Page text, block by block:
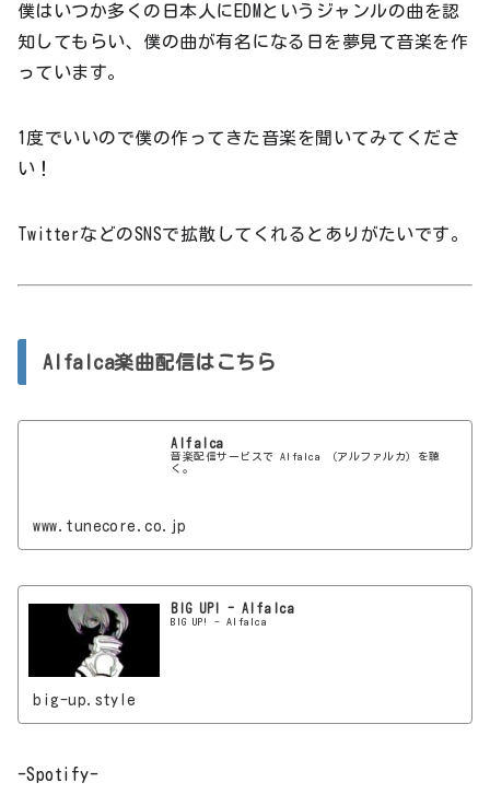
僕はいつか多くの日本人にEDMというジャンルの曲を認
知してもらい、僕の曲が有名になる日を夢見て音楽を作
っています。
1度でいいので僕の作ってきた音楽を聞いてみてくださ
い！
TwitterなどのSNSで拡散してくれるとありがたいです。
Alfalca楽曲配信はこちら
Alfalca
音楽配信サービスで Alfalca （アルファルカ）を聴
く。
www.tunecore.co.jp
BIG UP! - Alfalca
BIG UP! - Alfalca
big-up.style
-Spotify-